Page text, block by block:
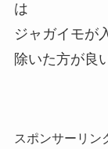
は
ジャガイモが
除いた方が良
スポンサーリン